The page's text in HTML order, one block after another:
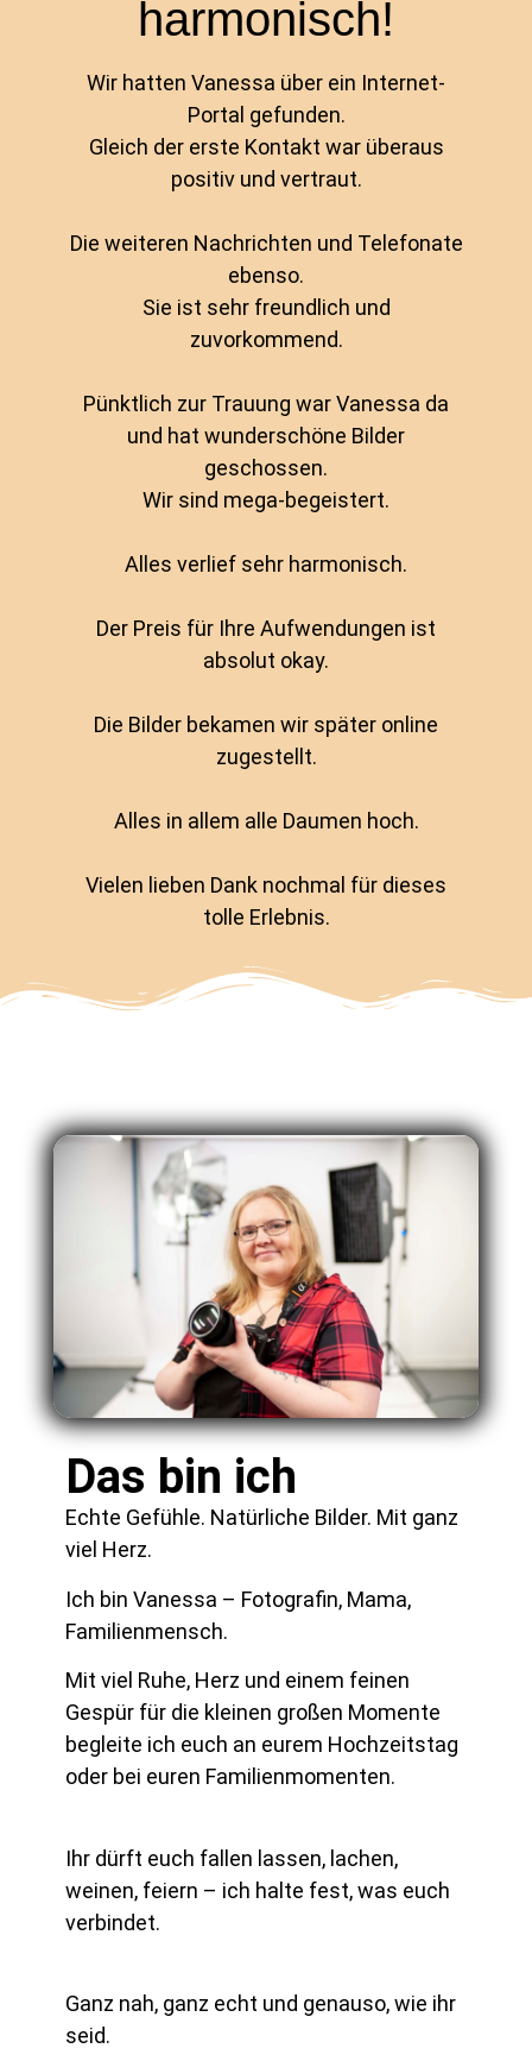
harmonisch!
Wir hatten Vanessa über ein Internet-
Portal gefunden.
Gleich der erste Kontakt war überaus
positiv und vertraut.
Die weiteren Nachrichten und Telefonate
ebenso.
Sie ist sehr freundlich und
zuvorkommend.
Pünktlich zur Trauung war Vanessa da
und hat wunderschöne Bilder
geschossen.
Wir sind mega-begeistert.
Alles verlief sehr harmonisch.
Der Preis für Ihre Aufwendungen ist
absolut okay.
Die Bilder bekamen wir später online
zugestellt.
Alles in allem alle Daumen hoch.
Vielen lieben Dank nochmal für dieses
tolle Erlebnis.
Das bin ich
Echte Gefühle. Natürliche Bilder. Mit ganz
viel Herz.
Ich bin Vanessa – Fotografin, Mama,
Familienmensch.
Mit viel Ruhe, Herz und einem feinen
Gespür für die kleinen großen Momente
begleite ich euch an eurem Hochzeitstag
oder bei euren Familienmomenten.
Ihr dürft euch fallen lassen, lachen,
weinen, feiern – ich halte fest, was euch
verbindet.
Ganz nah, ganz echt und genauso, wie ihr
seid.